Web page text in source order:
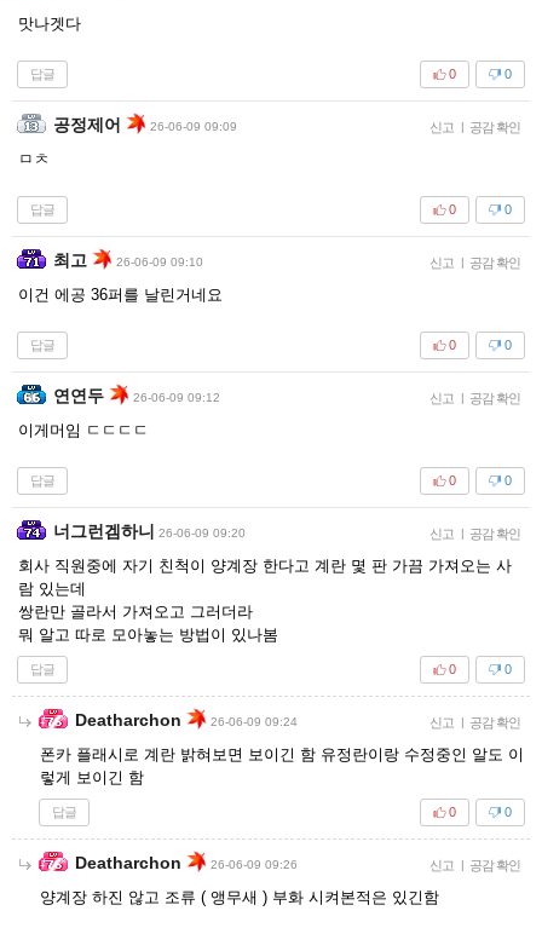
맛나겟다
답글 0
0
공정제어 26-06-09 09:09 신고 | 공감 확인
ㅁㅊ
답글 0
0
최고 26-06-09 09:10 신고 | 공감 확인
이건 에공 36퍼를 날린거네요
답글 0
0
연연두 26-06-09 09:12 신고 | 공감 확인
이게머임 ㄷㄷㄷㄷ
답글 0
0
너그런겜하니 26-06-09 09:20 신고 | 공감 확인
회사 직원중에 자기 친척이 양계장 한다고 계란 몇 판 가끔 가져오는 사
람 있는데
쌍란만 골라서 가져오고 그러더라
뭐 알고 따로 모아놓는 방법이 있나봄
답글 0
0
Deatharchon 26-06-09 09:24 신고 | 공감 확인
폰카 플래시로 계란 밝혀보면 보이긴 함 유정란이랑 수정중인 알도 이
렇게 보이긴 함
답글 0
0
Deatharchon 26-06-09 09:26 신고 | 공감 확인
양계장 하진 않고 조류 ( 앵무새 ) 부화 시켜본적은 있긴함